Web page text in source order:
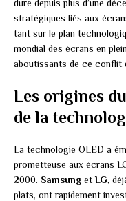
dure depuis plus d’une
stratégiques liés aux
tant sur le plan
mondial des écrans en
aboutissants de ce conflit
Les origines
de la
La technologie OLED a
prometteuse aux écrans
2000. Samsung etLG,
plats, ont rapidement